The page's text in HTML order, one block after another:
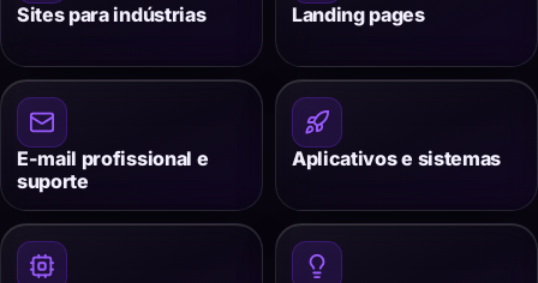
Sites para indústrias Landing pages
E-mail profissional e
suporte
Aplicativos e sistemas